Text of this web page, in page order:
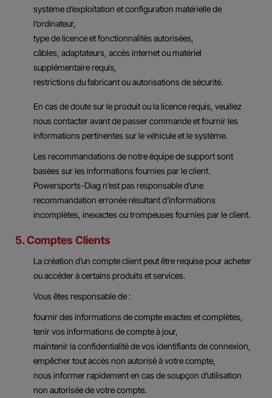
système d’exploitation et configuration matérielle de
l’ordinateur,
type de licence et fonctionnalités autorisées,
câbles, adaptateurs, accès internet ou matériel
supplémentaire requis,
restrictions du fabricant ou autorisations de sécurité.
En cas de doute sur le produit ou la licence requis, veuillez
nous contacter avant de passer commande et fournir les
informations pertinentes sur le véhicule et le système.
Les recommandations de notre équipe de support sont
basées sur les informations fournies par le client.
Powersports-Diag n’est pas responsable d’une
recommandation erronée résultant d’informations
incomplètes, inexactes ou trompeuses fournies par le client.
5. Comptes Clients
La création d’un compte client peut être requise pour acheter
ou accéder à certains produits et services.
Vous êtes responsable de :
fournir des informations de compte exactes et complètes,
tenir vos informations de compte à jour,
maintenir la confidentialité de vos identifiants de connexion,
empêcher tout accès non autorisé à votre compte,
nous informer rapidement en cas de soupçon d’utilisation
non autorisée de votre compte.